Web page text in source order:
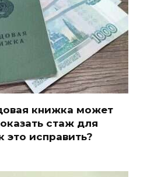
книжка может
стаж для
это исправить?